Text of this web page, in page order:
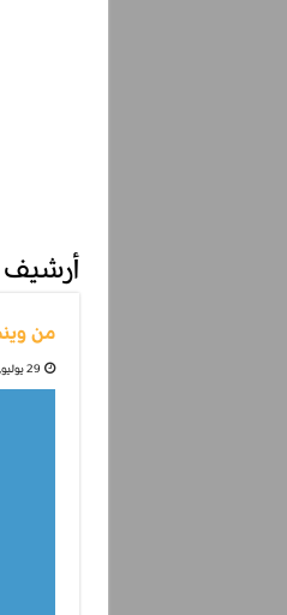
من ويندوز ١،٠ إلى ويندوز ١٠
29 يوليو,2015